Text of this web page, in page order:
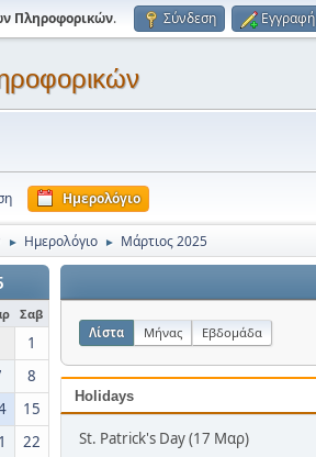
Πληροφορικών. Σύνδεση Εγγραφή
Ημερολόγιο
► Ημερολόγιο ► Μάρτιος 2025
Σαβ
1
8
15
22
Λίστα Μήνας Εβδομάδα
Holidays
St. Patrick's Day (17 Μαρ)